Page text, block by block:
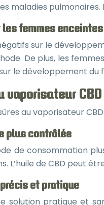
maladies
les femmes enceintes
sur le
De plus, les
le développement
vaporisateur CBD
au vaporisateur
plus contrôlée
de consommation
L’huile de CBD peut
et pratique
solution pratique et